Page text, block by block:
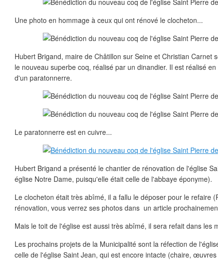
Une photo en hommage à ceux qui ont rénové le clocheton...
Hubert Brigand, maire de Châtillon sur Seine et Christian Carnet
le nouveau superbe coq, réalisé par un dinandier. Il est réalisé
d'un paratonnerre.
Le paratonnerre est en cuivre...
Hubert Brigand a présenté le chantier de rénovation de l'église
église Notre Dame, puisqu'elle était celle de l'abbaye éponyme).
Le clocheton était très abîmé, il a fallu le déposer pour le refaire
rénovation, vous verrez ses photos dans un article
Mais le toit de l'église est aussi très abîmé, il sera refait dans les
Les prochains projets de la Municipalité sont la réfection de
celle de l'église Saint Jean, qui est encore intacte (chaire,